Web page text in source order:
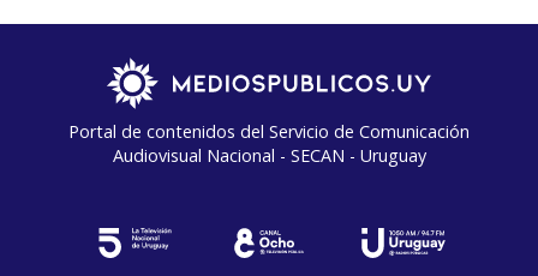
Portal de contenidos del Servicio de Comunicación
Audiovisual Nacional - SECAN - Uruguay